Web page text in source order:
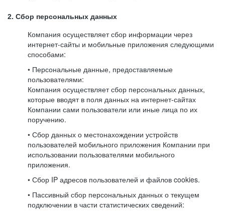
2. Сбор персональных данных
Компания осуществляет сбор информации через
интернет-сайты и мобильные приложения следующими
способами:
• Персональные данные, предоставляемые
пользователями:
Компания осуществляет сбор персональных данных,
которые вводят в поля данных на интернет-сайтах
Компании сами пользователи или иные лица по их
поручению.
• Сбор данных о местонахождении устройств
пользователей мобильного приложения Компании при
использовании пользователями мобильного
приложения.
• Сбор IP адресов пользователей и файлов cookies.
• Пассивный сбор персональных данных о текущем
подключении в части статистических сведений: